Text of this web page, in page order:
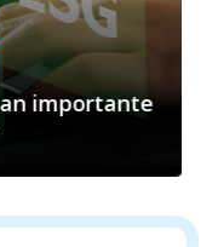
el rol
Global